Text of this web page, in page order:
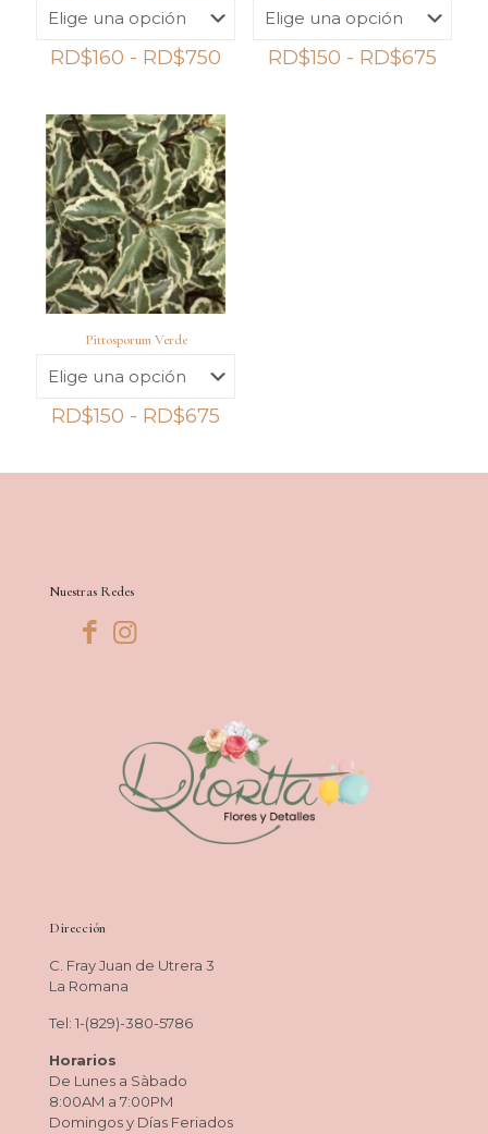
RD$160 - RD$750 Rango
desde
RD$160
hasta
RD$750
RD$150 - RD$675
Pittosporum Verde
RD$150 - RD$675
desde
Nuestras Redes
Dirección
C. Fray Juan de Utrera 3
La Romana
Tel: 1-(829)-380-5786
Horarios
De Lunes a Sàbado
8:00AM a 7:00PM
Domingos y Días Feriados